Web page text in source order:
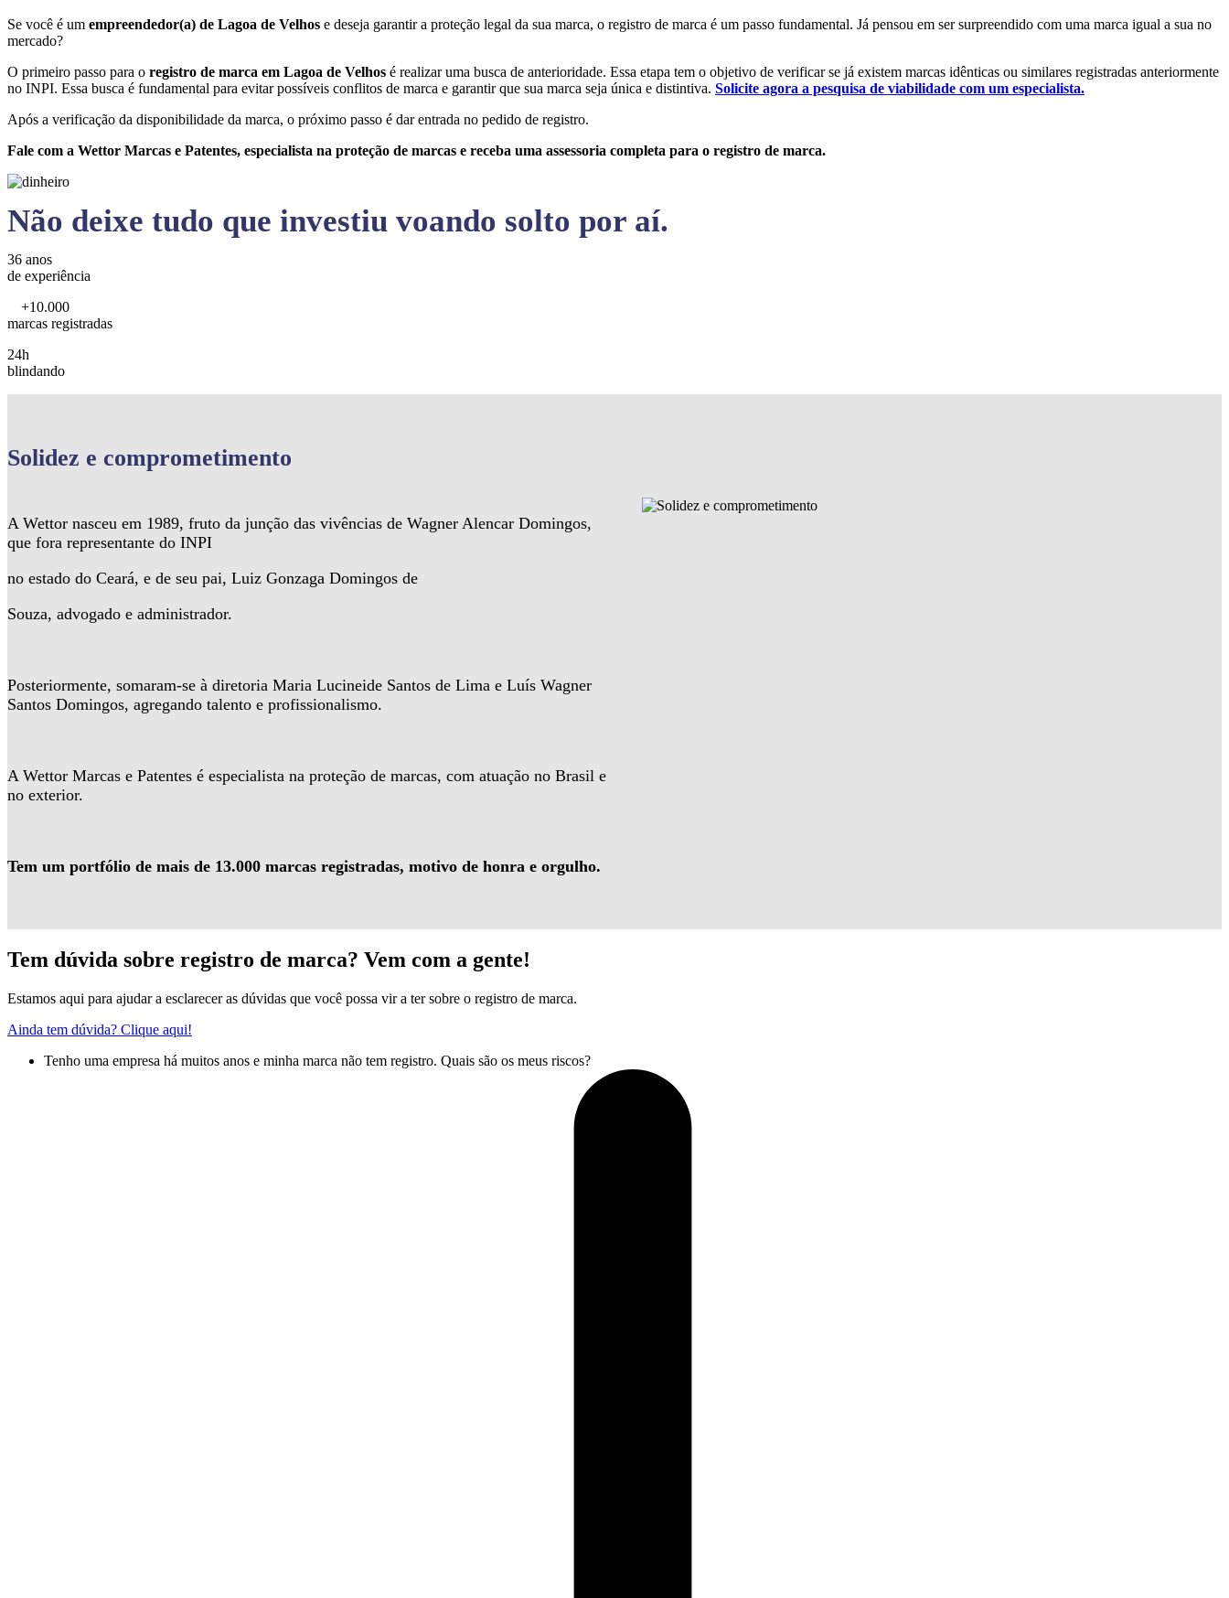
Se você é um empreendedor(a) de Lagoa de Velhos e deseja garantir a proteção legal da sua marca, o registro de marca é um passo fundamental. Já pensou em ser surpreendido com uma marca igual a sua no
mercado?
O primeiro passo para o registro de marca em Lagoa de Velhos é realizar uma busca de anterioridade. Essa etapa tem o objetivo de verificar se já existem marcas idênticas ou similares registradas anteriormente
no INPI. Essa busca é fundamental para evitar possíveis conflitos de marca e garantir que sua marca seja única e distintiva. Solicite agora a pesquisa de viabilidade com um especialista.
Após a verificação da disponibilidade da marca, o próximo passo é dar entrada no pedido de registro.
Fale com a Wettor Marcas e Patentes, especialista na proteção de marcas e receba uma assessoria completa para o registro de marca.
Não deixe tudo que investiu voando solto por aí.
36 anos
de experiência
+10.000
marcas registradas
24h
blindando
Solidez e comprometimento
A Wettor nasceu em 1989, fruto da junção das vivências de Wagner Alencar Domingos,
que fora representante do INPI
no estado do Ceará, e de seu pai, Luiz Gonzaga Domingos de
Souza, advogado e administrador.
Posteriormente, somaram-se à diretoria Maria Lucineide Santos de Lima e Luís Wagner
Santos Domingos, agregando talento e profissionalismo.
A Wettor Marcas e Patentes é especialista na proteção de marcas, com atuação no Brasil e
no exterior.
Tem um portfólio de mais de 13.000 marcas registradas, motivo de honra e orgulho.
Tem dúvida sobre registro de marca? Vem com a gente!
Estamos aqui para ajudar a esclarecer as dúvidas que você possa vir a ter sobre o registro de marca.
Ainda tem dúvida? Clique aqui!
Tenho uma empresa há muitos anos e minha marca não tem registro. Quais são os meus riscos?